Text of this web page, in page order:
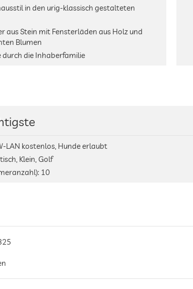
in den urig-klassisch gestalteten
aus Stein mit Fensterläden aus Holz und
Blumen
durch die Inhaberfamilie
LAN kostenlos, Hunde erlaubt
Klein, Golf
10